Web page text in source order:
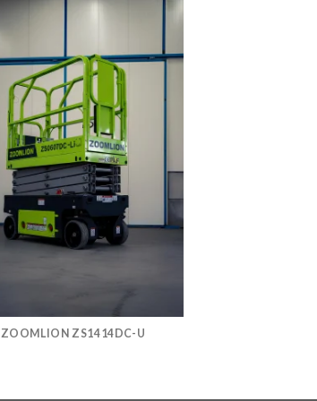
ZOOMLION ZS1414DC-U